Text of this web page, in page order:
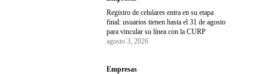
Registro de celulares entra en su etapa
final: usuarios tienen hasta el 31 de agosto
para vincular su línea con la CURP
agosto 3, 2026
Empresas